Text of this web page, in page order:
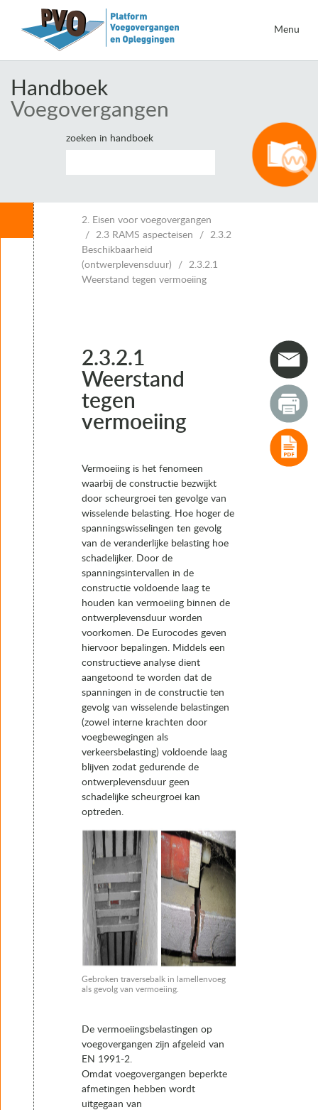
Menu
Handboek
Voegovergangen
zoeken in handboek
Leeswijzer
1. Inleiding voegovergangen
2.3.1 Betrouwbaarheid
2.3.2 Beschikbaarheid (ontwerplevensduur)
2.3.2.1 Weerstand tegen vermoeiing
2.3.2.2 Weerstand tegen slijtage
2.3.2.3 Weerstand tegen aantasting
2.3.3 Onderhoudbaarheid en vervangbaarheid
2.5 Eisen m.b.t. instandhouding
3. Vervormingen van kunstwerken en voegbewegingen
4. Typen voegovergangen
5. Het keuzeproces van voegovergangen
6. Realisatie
7. Instandhouding
2. Eisen voor voegovergangen
2.3 RAMS aspecteisen
2.3.2
Beschikbaarheid
(ontwerplevensduur)
2.3.2.1
Weerstand tegen vermoeiing
2.3.2.1
Weerstand
tegen
vermoeiing
Vermoeiing is het fenomeen
waarbij de constructie bezwijkt
door scheurgroei ten gevolge van
wisselende belasting. Hoe hoger de
spanningswisselingen ten gevolg
van de veranderlijke belasting hoe
schadelijker. Door de
spanningsintervallen in de
constructie voldoende laag te
houden kan vermoeiing binnen de
ontwerplevensduur worden
voorkomen. De Eurocodes geven
hiervoor bepalingen. Middels een
constructieve analyse dient
aangetoond te worden dat de
spanningen in de constructie ten
gevolg van wisselende belastingen
(zowel interne krachten door
voegbewegingen als
verkeersbelasting) voldoende laag
blijven zodat gedurende de
ontwerplevensduur geen
schadelijke scheurgroei kan
optreden.
Gebroken traversebalk in lamellenvoeg
als gevolg van vermoeiing.
De vermoeiingsbelastingen op
voegovergangen zijn afgeleid van
EN 1991-2.
Omdat voegovergangen beperkte
afmetingen hebben wordt
uitgegaan van